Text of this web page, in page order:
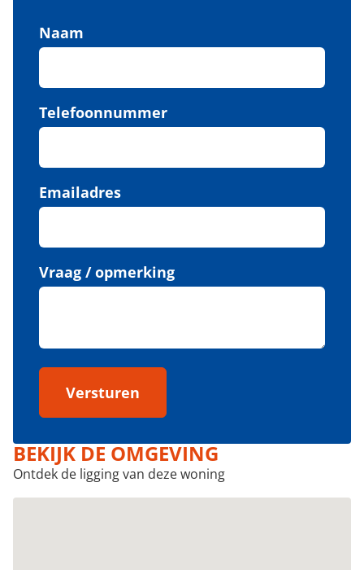
Naam
Telefoonnummer
Emailadres
Vraag / opmerking
Versturen
BEKIJK DE OMGEVING
Ontdek de ligging van deze woning